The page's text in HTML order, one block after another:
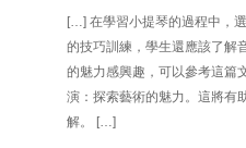
[…] 在學習小提琴的過程中，
的技巧訓練，學生還應該了解
的魅力感興趣，可以參考這篇
演：探索藝術的魅力。這將有
解。 […]